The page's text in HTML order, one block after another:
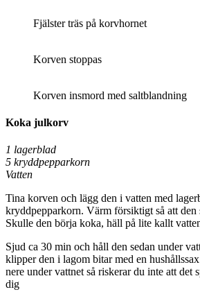
Fjälster träs på korvhornet
Korven stoppas
Korven insmord med saltblandning
Koka julkorv
1 lagerblad
5 kryddpepparkorn
Vatten
Tina korven och lägg den i vatten med
kryddpepparkorn. Värm försiktigt så att den
Skulle den börja koka, häll på lite kallt
Sjud ca 30 min och håll den sedan under
klipper den i lagom bitar med en
nere under vattnet så riskerar du inte att det
dig